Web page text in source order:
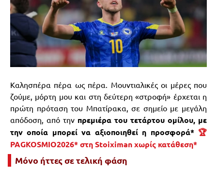
Καλησπέρα πέρα ως πέρα. Μουντιαλικές οι μέρες που
ζούμε, μόρτη μου και στη δεύτερη «στροφή» έρχεται η
πρώτη πρόταση του Μπατίρακα, σε σημείο με μεγάλη
απόδοση, από την πρεμιέρα του τετάρτου ομίλου, με
την οποία μπορεί να αξιοποιηθεί η προσφορά* 🏆
PAGKOSMIO2026* στη Stoiximan χωρίς κατάθεση*
Μόνο ήττες σε τελική φάση